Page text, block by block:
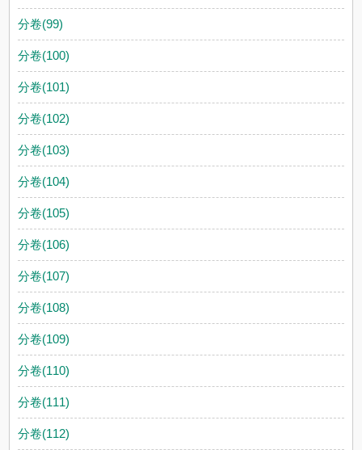
分卷(99)
分卷(100)
分卷(101)
分卷(102)
分卷(103)
分卷(104)
分卷(105)
分卷(106)
分卷(107)
分卷(108)
分卷(109)
分卷(110)
分卷(111)
分卷(112)